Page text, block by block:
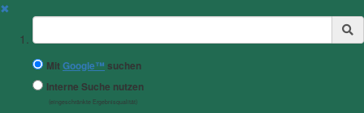
✖
Suchbegriff
MitGoogle™ suchen
Interne Suche nutzen
(eingeschränkte Ergebnisqualität)